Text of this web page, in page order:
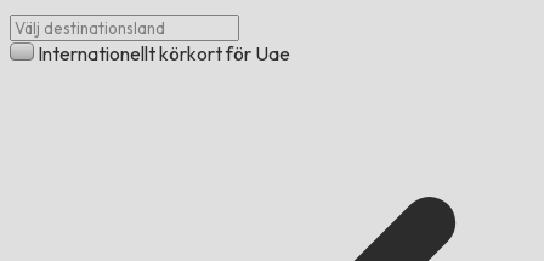
Internationellt körkort för Uae